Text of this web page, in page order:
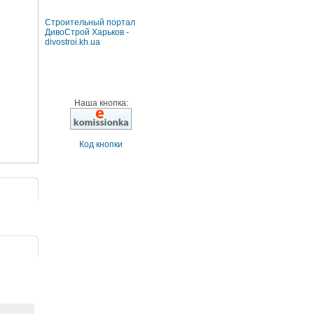
Строительный портал
ДивоСтрой Харьков -
divostroi.kh.ua
Наша кнопка:
Код кнопки